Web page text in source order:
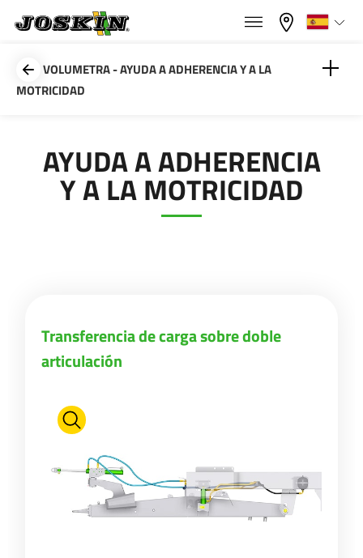
Menu
GAMA
MUNDO JOSKIN
FAN SHOP
PARTS BOOK
×
×
Seleccione su idioma
English
Español
Italiano
VOLUMETRA - AYUDA A ADHERENCIA Y A LA
MOTRICIDAD
Separador de transferencia de peso
AYUDA A ADHERENCIA
Y A LA MOTRICIDAD
Transferencia de carga sobre doble
articulación